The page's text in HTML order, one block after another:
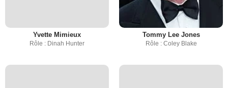
Yvette Mimieux
Rôle : Dinah Hunter
Tommy Lee Jones
Rôle : Coley Blake